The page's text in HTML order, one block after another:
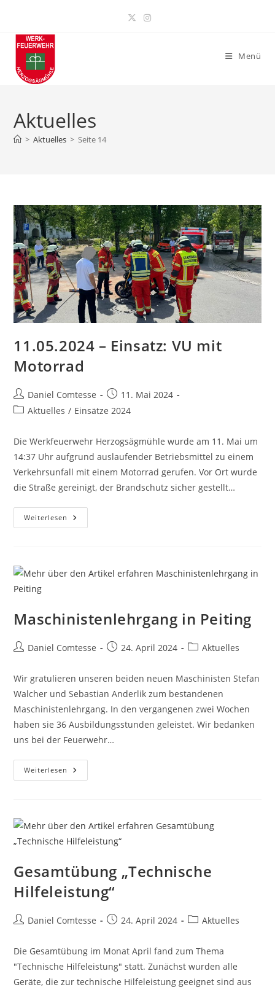
springen
Menü
Aktuelles
> Aktuelles > Seite 14
11.05.2024 – Einsatz: VU mit
Motorrad
Beitrags-
Autor:
Daniel Comtesse
Beitrag
veröffentlicht:
11. Mai 2024
Beitrags-
Aktuelles / Einsätze 2024
Die Werkfeuerwehr Herzogsägmühle wurde am 11. Mai um
14:37 Uhr aufgrund auslaufender Betriebsmittel zu einem
Verkehrsunfall mit einem Motorrad gerufen. Vor Ort wurde
die Straße gereinigt, der Brandschutz sicher gestellt…
Weiterlesen 11.05.2024
–
Maschinistenlehrgang in Peiting
Beitrags-
Daniel Comtesse
Beitrag24. April 2024
Beitrags-
Aktuelles
Wir gratulieren unseren beiden neuen Maschinisten Stefan
Walcher und Sebastian Anderlik zum bestandenen
Maschinistenlehrgang. In den vergangenen zwei Wochen
haben sie 36 Ausbildungsstunden geleistet. Wir bedanken
uns bei der Feuerwehr…
Weiterlesen Maschinistenlehrgang
In
Gesamtübung „Technische
Hilfeleistung“
Beitrags-
Daniel Comtesse
Beitrag24. April 2024
Beitrags-
Aktuelles
Die Gesamtübung im Monat April fand zum Thema
"Technische Hilfeleistung" statt. Zunächst wurden alle
Geräte, die zur technische Hilfeleistung geeignet sind aus